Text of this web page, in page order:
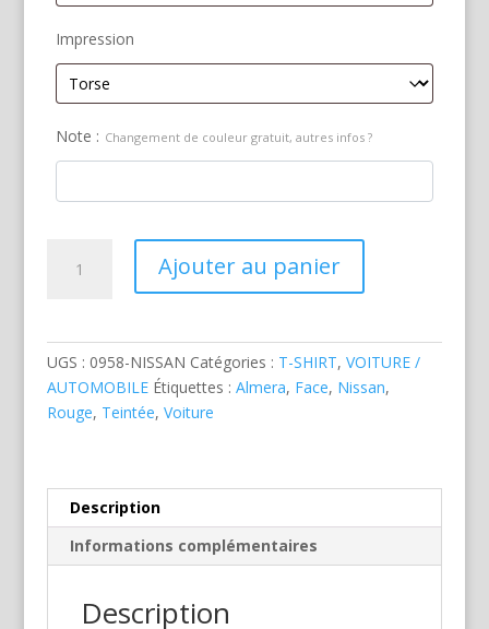
Impression
Note : Changement de couleur gratuit, autres infos ?
Ajouter au panier
UGS : 0958-NISSAN Catégories : T-SHIRT, VOITURE /
AUTOMOBILE Étiquettes : Almera, Face, Nissan,
Rouge, Teintée, Voiture
Description
Informations complémentaires
Description